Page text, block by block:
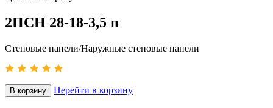
2ПСН 28-18-3,5 п
Стеновые панели/Наружные стеновые панели
В корзину Перейти в корзину